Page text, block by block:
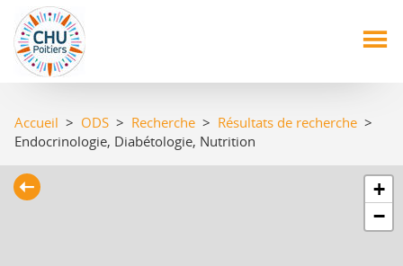
Aller
au
contenu
principal
Accueil > ODS > Recherche > Résultats de recherche >
Endocrinologie, Diabétologie, Nutrition
+
−